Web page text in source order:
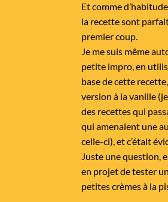
Et comme
la recette sont
premier coup.
Je me suis même
petite impro, en
base de cette
version à la vanille
des recettes qui
qui amenaient une
celle-ci), et c’était
Juste une question,
en projet de tester
petites crèmes à la